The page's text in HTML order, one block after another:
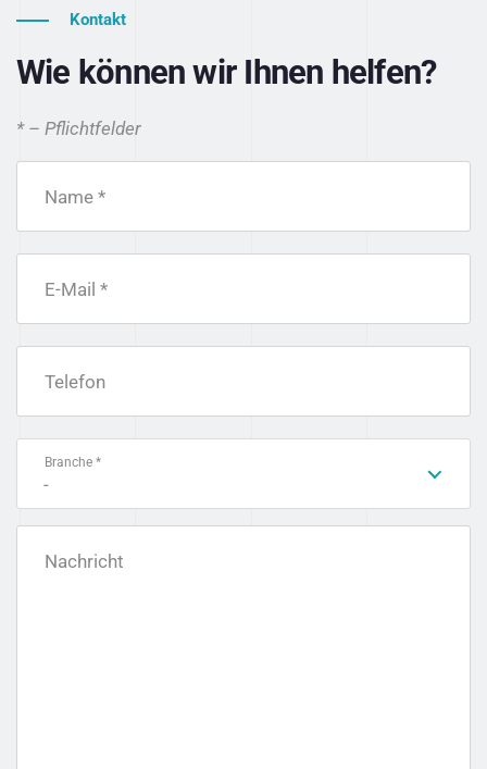
Kontakt
Wie können wir Ihnen helfen?
* – Pflichtfelder
Name *
E-Mail *
Telefon
Branche *
-
Nachricht